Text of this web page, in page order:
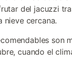
del jacuzzi
nieve cercana.
son
cuando el